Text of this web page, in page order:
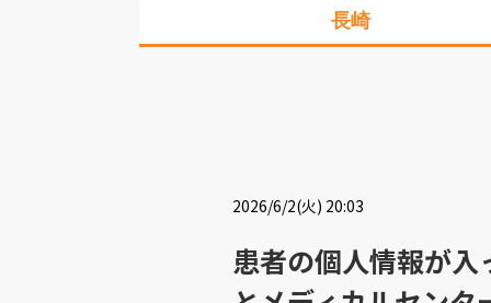
長崎
2026/6/2(火) 20:03
患者の個人情報が